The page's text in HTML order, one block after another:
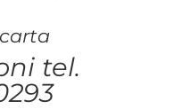
tel.